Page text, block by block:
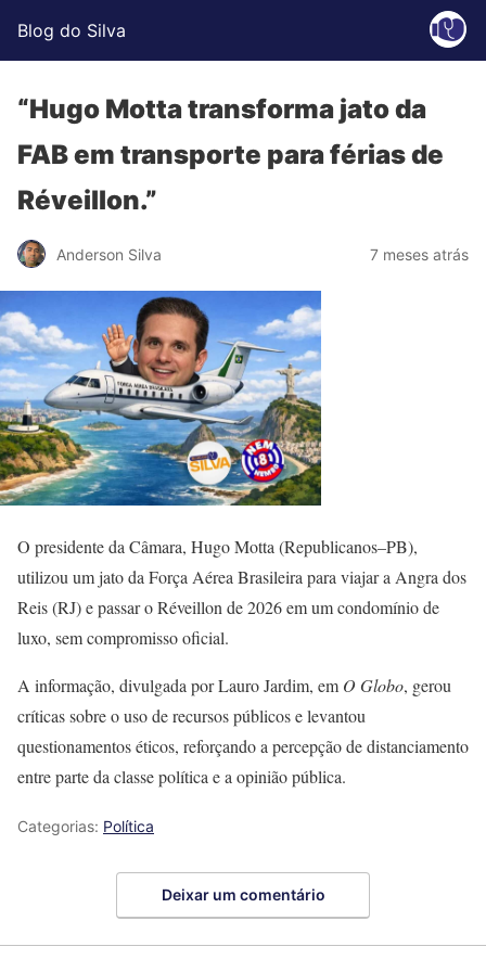
Blog do Silva
“Hugo Motta transforma jato da
FAB em transporte para férias de
Réveillon.”
Anderson Silva 7 meses atrás
O presidente da Câmara, Hugo Motta (Republicanos–PB),
utilizou um jato da Força Aérea Brasileira para viajar a Angra dos
Reis (RJ) e passar o Réveillon de 2026 em um condomínio de
luxo, sem compromisso oficial.
A informação, divulgada por Lauro Jardim, em O Globo, gerou
críticas sobre o uso de recursos públicos e levantou
questionamentos éticos, reforçando a percepção de distanciamento
entre parte da classe política e a opinião pública.
Categorias: Política
Deixar um comentário